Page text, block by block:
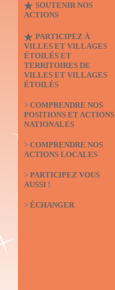
SOUTENIR NOS
ACTIONS
PARTICIPEZ À
VILLES ET VILLAGES
ÉTOILÉS ET
TERRITOIRES DE
VILLES ET VILLAGES
ÉTOILÉS
> COMPRENDRE NOS
POSITIONS ET ACTIONS
NATIONALES
> COMPRENDRE NOS
ACTIONS LOCALES
> PARTICIPEZ VOUS
AUSSI !
> ÉCHANGER